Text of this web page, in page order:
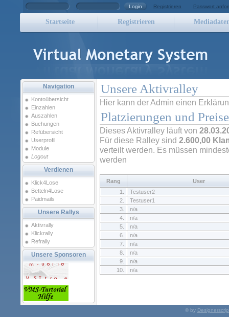
Login Registrieren Passwort
Startseite Registrieren
Navigation
Kontoübersicht
Einzahlen
Auszahlen
Buchungen
Refübersicht
Userprofil
Module
Logout
Verdienen
Klick4Lose
Betteln4Lose
Paidmails
Unsere Rallys
Aktivrally
Klickrally
Refrally
Unsere Sponsoren
Unsere Aktivralley
Hier kann der Admin einen
Platzierungen und Preise
Dieses Aktivralley läuft von
Für diese Ralley sind 2.600,00
verteilt werden. Es müssen
werden
Rang
User
1.
Testuser2
2.
Testuser1
3.
n/a
4.
n/a
5.
n/a
6.
n/a
7.
n/a
8.
n/a
9.
n/a
10.
n/a
© by